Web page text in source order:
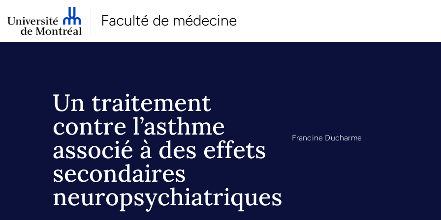
Faculté de médecine
Un traitement
contre l’asthme
associé à des effets
secondaires
neuropsychiatriques
Francine Ducharme